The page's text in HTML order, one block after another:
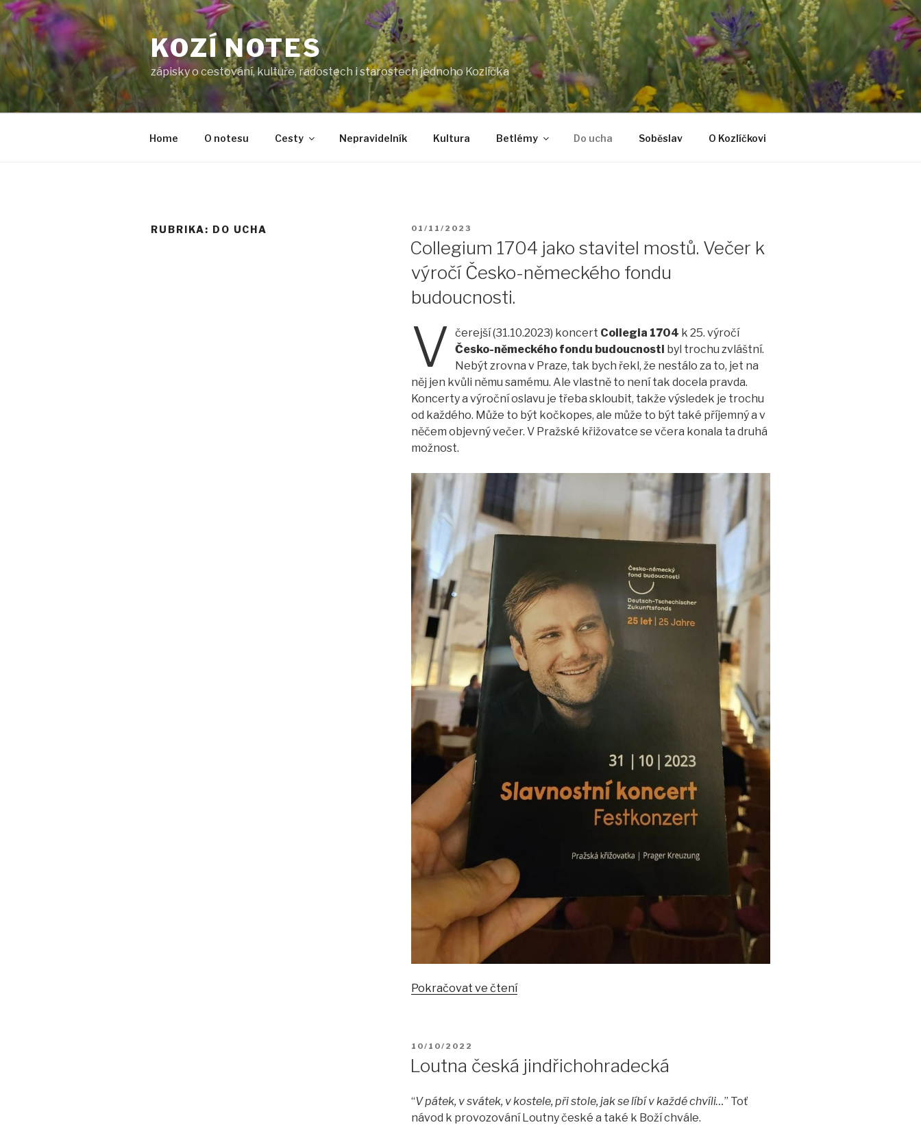
Přejít
k
obsahu
webu
KOZÍ NOTES
zápisky o cestování, kultuře, radostech i starostech jednoho Kozlíčka
Home O notesu Cesty Nepravidelník Kultura Betlémy Do ucha Soběslav O Kozlíčkovi
RUBRIKA: DO UCHA PUBLIKOVÁNO
01/11/2023
Collegium 1704 jako stavitel mostů. Večer k
výročí Česko-německého fondu
budoucnosti.
V čerejší (31.10.2023) koncert Collegia 1704 k 25. výročí
Česko-německého fondu budoucnosti byl trochu zvláštní.
Nebýt zrovna v Praze, tak bych řekl, že nestálo za to, jet na
něj jen kvůli němu samému. Ale vlastně to není tak docela pravda.
Koncerty a výroční oslavu je třeba skloubit, takže výsledek je trochu
od každého. Může to být kočkopes, ale může to být také příjemný a v
něčem objevný večer. V Pražské křižovatce se včera konala ta druhá
možnost.
Pokračovat ve čtení„Collegium
Večer
výročí
Česko-
PUBLIKOVÁNO
10/10/2022
Loutna česká jindřichohradecká
“V pátek, v svátek, v kostele, při stole, jak se líbí v každé chvíli…” Toť
návod k provozování Loutny české a také k Boží chvále.